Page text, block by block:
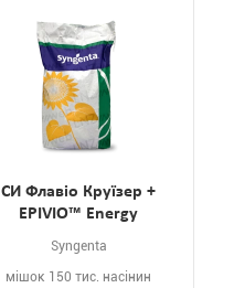
СИ Флавіо Круїзер +
EPIVIO™ Energy
Syngenta
мішок 150 тис. насінин